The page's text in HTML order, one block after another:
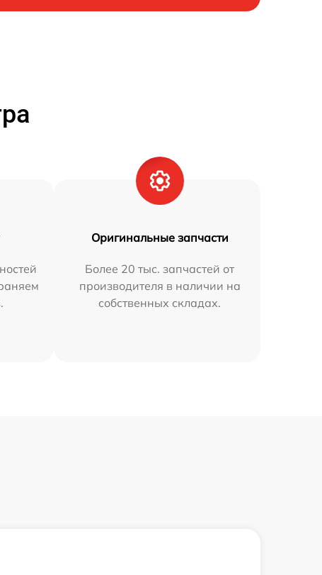
Оригинальные запчасти
Более 20 тыс. запчастей от
производителя в наличии на
собственных складах.